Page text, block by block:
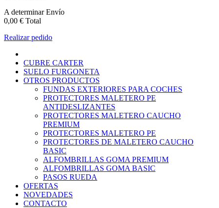
A determinarEnvío
0,00 € Total
Realizar pedido
CUBRE CARTER
SUELO FURGONETA
OTROS PRODUCTOS
FUNDAS EXTERIORES PARA COCHES
PROTECTORES MALETERO PE
ANTIDESLIZANTES
PROTECTORES MALETERO CAUCHO
PREMIUM
PROTECTORES MALETERO PE
PROTECTORES DE MALETERO CAUCHO
BASIC
ALFOMBRILLAS GOMA PREMIUM
ALFOMBRILLAS GOMA BASIC
PASOS RUEDA
OFERTAS
NOVEDADES
CONTACTO